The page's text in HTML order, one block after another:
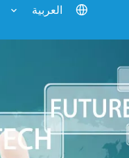
العربية